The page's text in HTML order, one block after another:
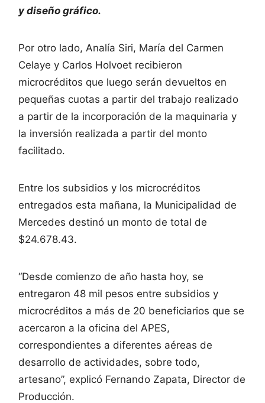
y diseño gráfico.
Por otro lado, Analía Siri, María del Carmen
Celaye y Carlos Holvoet recibieron
microcréditos que luego serán devueltos en
pequeñas cuotas a partir del trabajo realizado
a partir de la incorporación de la maquinaria y
la inversión realizada a partir del monto
facilitado.
Entre los subsidios y los microcréditos
entregados esta mañana, la Municipalidad de
Mercedes destinó un monto de total de
$24.678.43.
“Desde comienzo de año hasta hoy, se
entregaron 48 mil pesos entre subsidios y
microcréditos a más de 20 beneficiarios que se
acercaron a la oficina del APES,
correspondientes a diferentes aéreas de
desarrollo de actividades, sobre todo,
artesano”, explicó Fernando Zapata, Director de
Producción.